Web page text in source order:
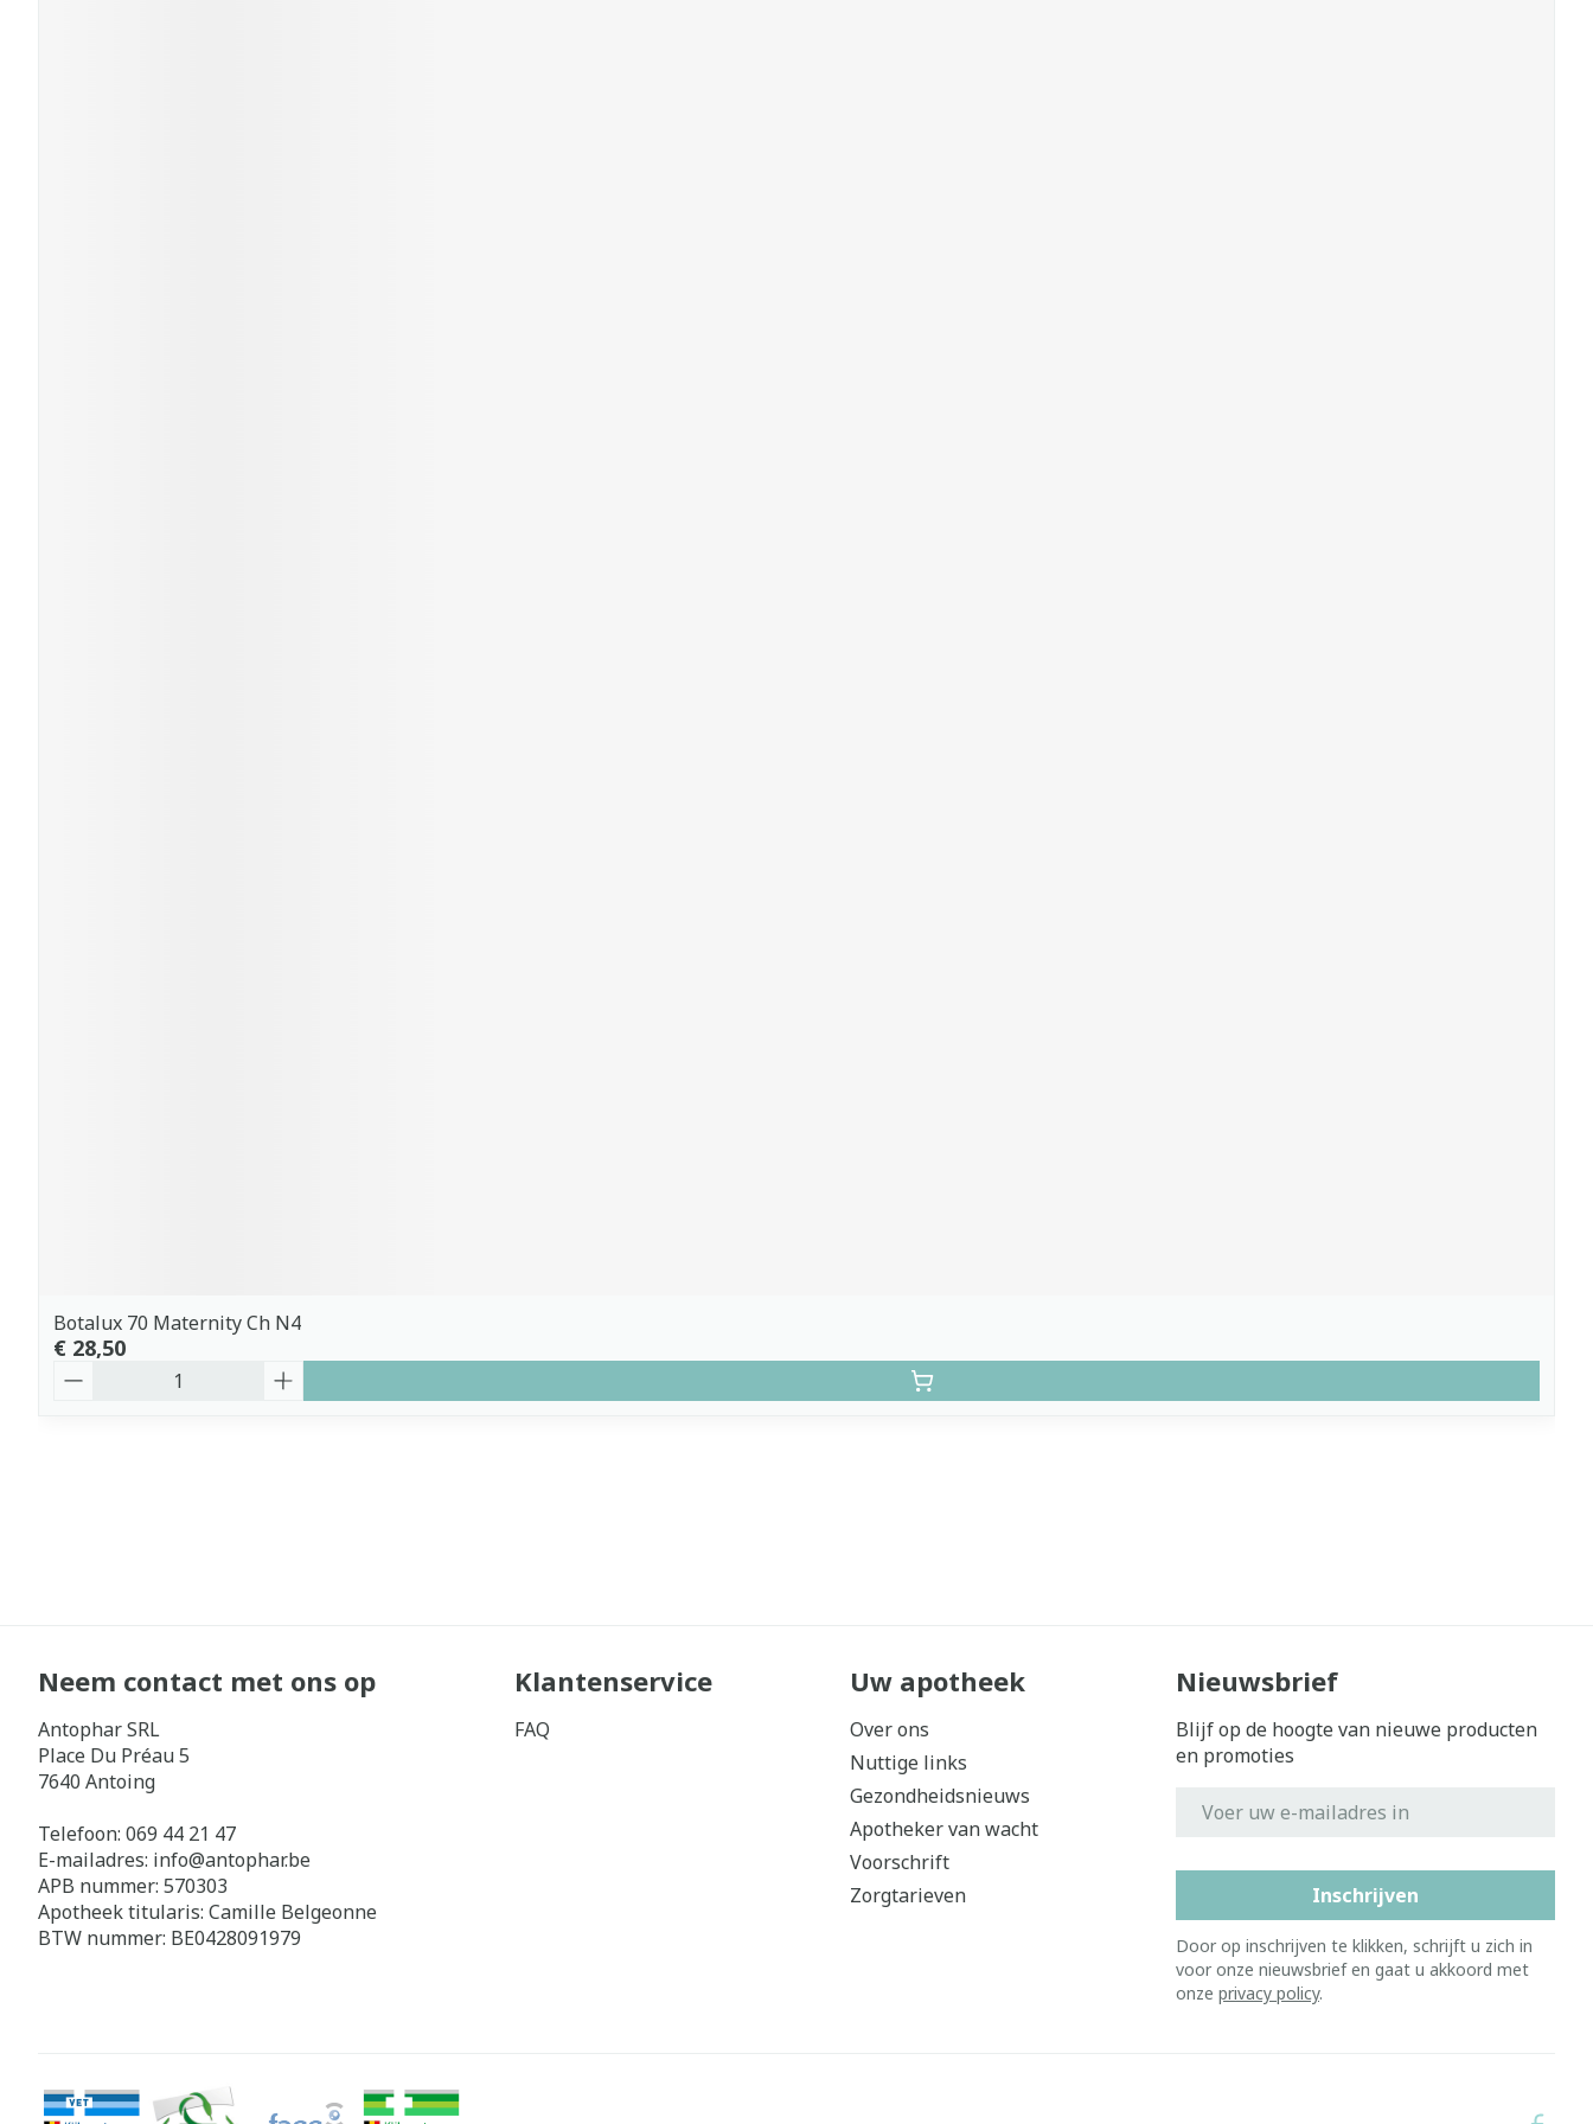
Botalux 70 Maternity Ch N4
€ 28,50
Neem contact met ons op
Antophar SRL
Place Du Préau 5
7640 Antoing
Telefoon: 069 44 21 47
E-mailadres: info@antophar.be
APB nummer: 570303
Apotheek titularis: Camille Belgeonne
BTW nummer: BE0428091979
Klantenservice
FAQ
Uw apotheek
Over ons
Nuttige links
Gezondheidsnieuws
Apotheker van wacht
Voorschrift
Zorgtarieven
Nieuwsbrief
Blijf op de hoogte van nieuwe producten
en promoties
Inschrijven
Door op inschrijven te klikken, schrijft u zich in
voor onze nieuwsbrief en gaat u akkoord met
onze privacy policy.